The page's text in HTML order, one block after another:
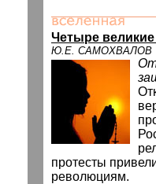
Четыре
Ю.Е. САМОХВАЛОВ
протесты
революциям.